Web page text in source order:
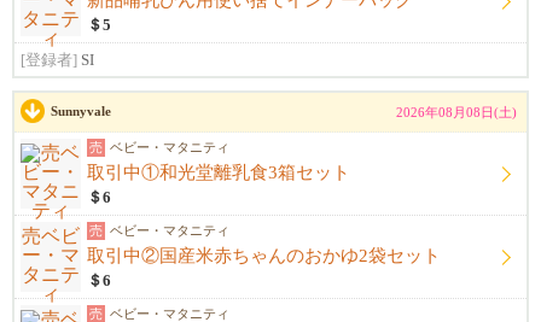
＄5
[登録者] SI
Sunnyvale 2026年08月08日(土)
売 ベビー・マタニティ
取引中①和光堂離乳食3箱セット
＄6
売 ベビー・マタニティ
取引中②国産米赤ちゃんのおかゆ2袋セット
＄6
売 ベビー・マタニティ